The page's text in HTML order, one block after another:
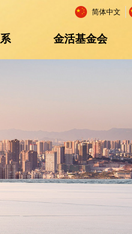
金活基金会
简体中文